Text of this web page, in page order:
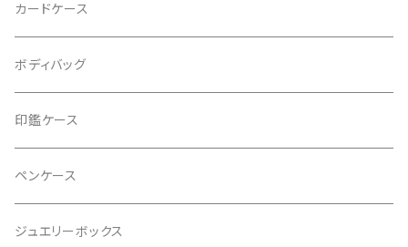
カードケース
ボディバッグ
印鑑ケース
ペンケース
ジュエリーボックス